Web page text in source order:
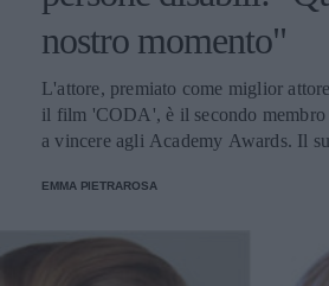
nostro momento"
L'attore, premiato come miglior
il film 'CODA', è il secondo membro
a vincere agli Academy Awards. Il
dei segni del Dolby Theatre.
EMMA PIETRAROSA